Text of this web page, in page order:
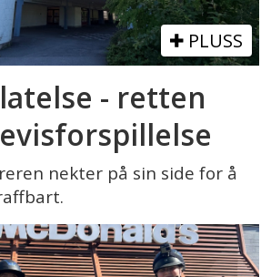
PLUSS
- retten
nekter på sin side for å